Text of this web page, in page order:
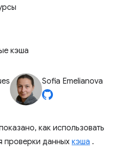
кэша
Sofia Emelianova
как использовать
проверки данныхкэша .